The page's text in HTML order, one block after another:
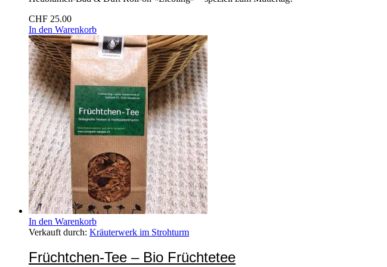
CHF 25.00
In den Warenkorb
In den Warenkorb
Verkauft durch: Kräuterwerk im Strohturm
Früchtchen-Tee – Bio Früchtetee